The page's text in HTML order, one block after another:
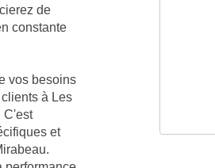
de
constante
vos besoins
à Les
C'est
et